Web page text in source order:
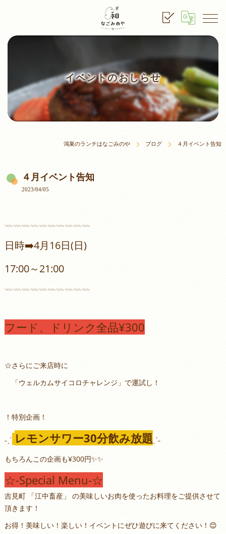
イベントのおしらせ
鴻巣のランチはなごみのや ブログ ４月イベント告知
４月イベント告知
2023/04/05
𓇠𓇠𓇠𓇠𓇠𓇠𓇠𓇠𓇠𓇠
日時➡️4月16日(日)
17:00～21:00
𓇠𓇠𓇠𓇠𓇠𓇠𓇠𓇠𓇠𓇠
フード、ドリンク全品¥300
☆さらにご来店時に
「ウェルカムサイコロチャレンジ」で運試し！
！特別企画！
˗ˏˋ レモンサワー30分飲み放題 ˎˊ˗
もちろんこの企画も¥300円✨️✨️
☆-Special Menu-☆
吉見町 「江中畜産」 の美味しいお肉を使ったお料理をご提供させて
頂きます！
お得！美味しい！楽しい！イベントにぜひ遊びに来てください！😊